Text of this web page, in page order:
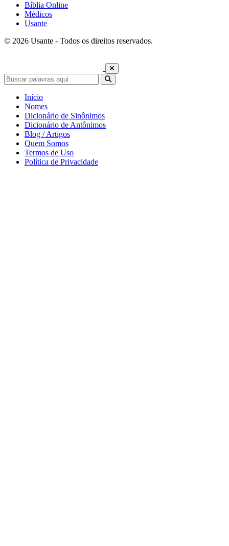
Bíblia Online
Médicos
Usante
© 2026 Usante - Todos os direitos reservados.
Início
Nomes
Dicionário de Sinônimos
Dicionário de Antônimos
Blog / Artigos
Quem Somos
Termos de Uso
Política de Privacidade